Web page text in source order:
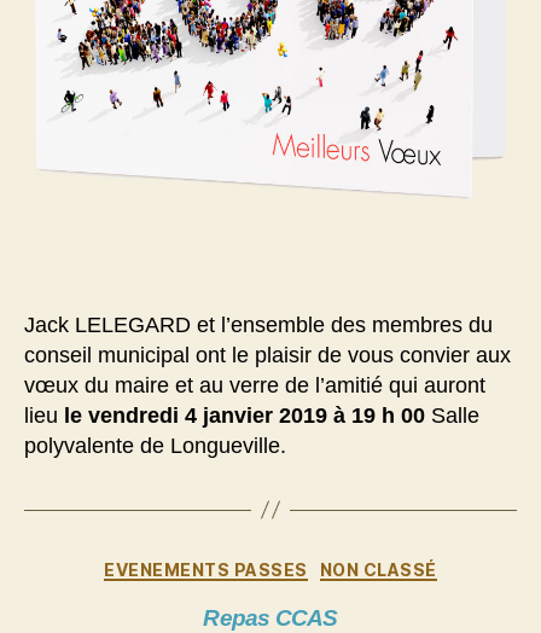
Jack LELEGARD et l’ensemble des membres du
conseil municipal ont le plaisir de vous convier aux
vœux du maire et au verre de l’amitié qui auront
lieu le vendredi 4 janvier 2019 à 19 h 00 Salle
polyvalente de Longueville.
Catégories
EVENEMENTS PASSES NON CLASSÉ
Repas CCAS